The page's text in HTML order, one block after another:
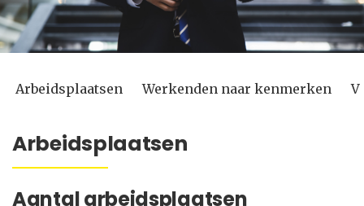
Arbeidsplaatsen Werkenden naar kenmerken
Arbeidsplaatsen
Aantal arbeidsplaatsen